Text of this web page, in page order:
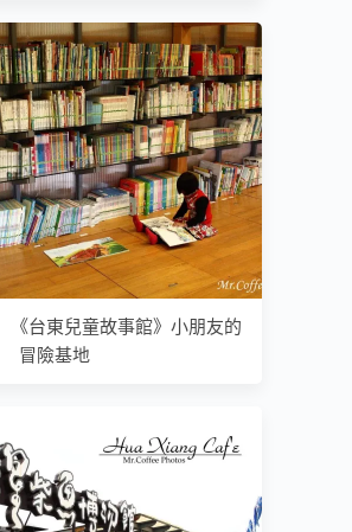
《台東兒童故事館》小朋友的
冒險基地